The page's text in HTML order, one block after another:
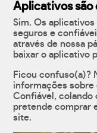
Aplicativos são
Sim. Os
seguros e
através de nossa
baixar o aplicativo
Ficou confuso(a)?
informações sobre
Confiável, colando
pretende comprar
site.